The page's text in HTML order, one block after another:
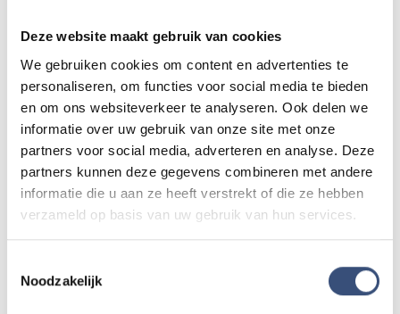
Deze website maakt gebruik van cookies
We gebruiken cookies om content en advertenties te
personaliseren, om functies voor social media te bieden
en om ons websiteverkeer te analyseren. Ook delen we
informatie over uw gebruik van onze site met onze
partners voor social media, adverteren en analyse. Deze
partners kunnen deze gegevens combineren met andere
informatie die u aan ze heeft verstrekt of die ze hebben
verzameld op basis van uw gebruik van hun services.
Noodzakelijk
redactie@omroeparchipel.nl . We kijken er graag naar.
Andere events
11
AUG.
Magic Summer show met Steven Kazàn
📍Ouddorp 🕐17:00